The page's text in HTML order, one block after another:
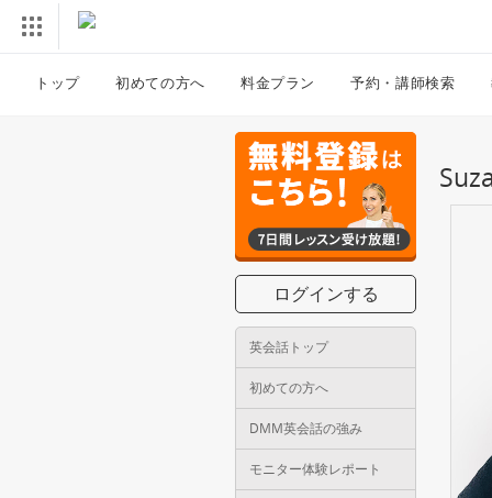
トップ 初めての方へ 料金プラン 予約・講師検索
ログインする
英会話トップ
初めての方へ
DMM英会話の強み
モニター体験レポート